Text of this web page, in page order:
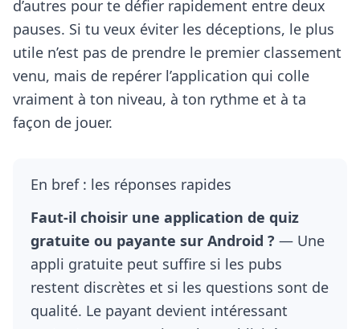
d’autres pour te défier rapidement entre deux
pauses. Si tu veux éviter les déceptions, le plus
utile n’est pas de prendre le premier classement
venu, mais de repérer l’application qui colle
vraiment à ton niveau, à ton rythme et à ta
façon de jouer.
En bref : les réponses rapides
Faut-il choisir une application de quiz
gratuite ou payante sur Android ? — Une
appli gratuite peut suffire si les pubs
restent discrètes et si les questions sont de
qualité. Le payant devient intéressant